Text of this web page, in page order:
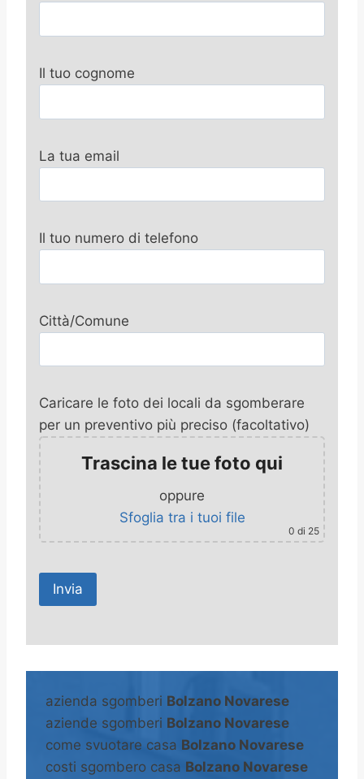
Il tuo cognome
La tua email
Il tuo numero di telefono
Città/Comune
Caricare le foto dei locali da sgomberare
per un preventivo più preciso (facoltativo)
Trascina le tue foto qui
oppure
Sfoglia tra i tuoi file
0 di 25
A
e
n
a
azienda sgomberi Bolzano Novarese
aziende sgomberi Bolzano Novarese
come svuotare casa Bolzano Novarese
costi sgombero casa Bolzano Novarese